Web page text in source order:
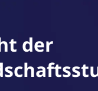
der